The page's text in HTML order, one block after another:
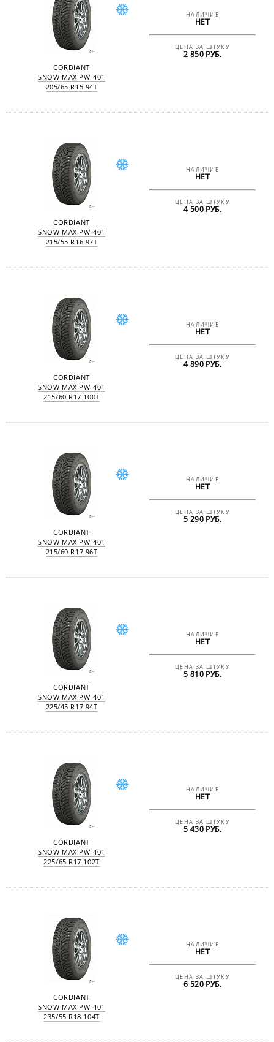
CORDIANT
SNOW MAX PW-401
205/65 R15 94T
НАЛИЧИЕ
НЕТ
ЦЕНА ЗА ШТУКУ
2 850 РУБ.
CORDIANT
SNOW MAX PW-401
215/55 R16 97T
НАЛИЧИЕ
НЕТ
ЦЕНА ЗА ШТУКУ
4 500 РУБ.
CORDIANT
SNOW MAX PW-401
215/60 R17 100T
НАЛИЧИЕ
НЕТ
ЦЕНА ЗА ШТУКУ
4 890 РУБ.
CORDIANT
SNOW MAX PW-401
215/60 R17 96T
НАЛИЧИЕ
НЕТ
ЦЕНА ЗА ШТУКУ
5 290 РУБ.
CORDIANT
SNOW MAX PW-401
225/45 R17 94T
НАЛИЧИЕ
НЕТ
ЦЕНА ЗА ШТУКУ
5 810 РУБ.
CORDIANT
SNOW MAX PW-401
225/65 R17 102T
НАЛИЧИЕ
НЕТ
ЦЕНА ЗА ШТУКУ
5 430 РУБ.
CORDIANT
SNOW MAX PW-401
235/55 R18 104T
НАЛИЧИЕ
НЕТ
ЦЕНА ЗА ШТУКУ
6 520 РУБ.